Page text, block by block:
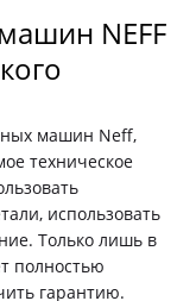
NEFF
машин Neff,
техническое
использовать
Только лишь в
полностью
гарантию.